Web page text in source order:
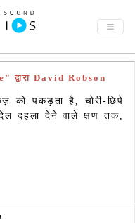
द्वारा David Robson
को पकड़ता है, चोरी-छिपे
दहला देने वाले क्षण तक,